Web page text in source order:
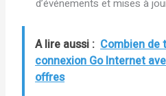
d’événements et mises à
A lire aussi : Combien de
connexion Go Internet
offres